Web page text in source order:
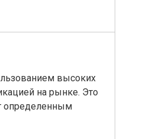
высоких
на рынке. Это
определенным